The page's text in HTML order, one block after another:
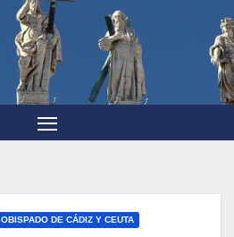
OBISPADO DE CÁDIZ Y CEUTA